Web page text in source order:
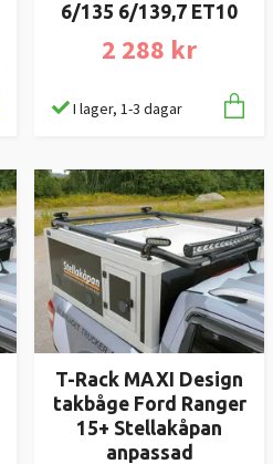
6/135 6/139,7 ET10
2 288 kr
I lager, 1-3 dagar
T-Rack MAXI Design
takbåge Ford Ranger
15+ Stellakåpan
anpassad